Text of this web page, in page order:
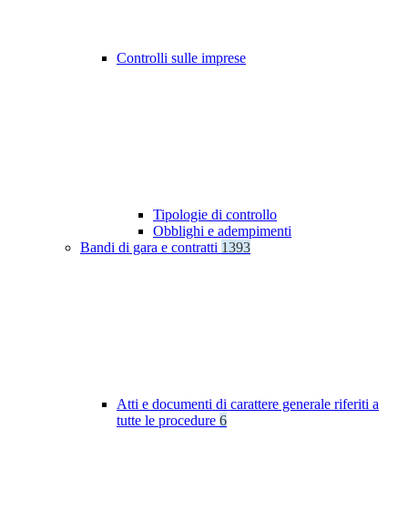
Controlli sulle imprese
Tipologie di controllo
Obblighi e adempimenti
Bandi di gara e contratti 1393
Atti e documenti di carattere generale riferiti a
tutte le procedure 6